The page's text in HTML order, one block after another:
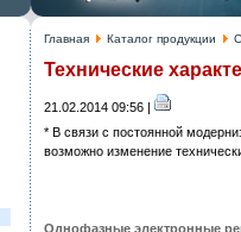
Главная Каталог продукции
Технические
21.02.2014 09:56 |
* В связи с постоянной
возможно изменение
Однофазные электронные